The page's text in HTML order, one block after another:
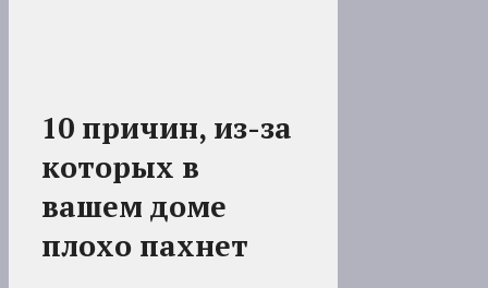
10 причин, из-за
которых в
вашем доме
плохо пахнет